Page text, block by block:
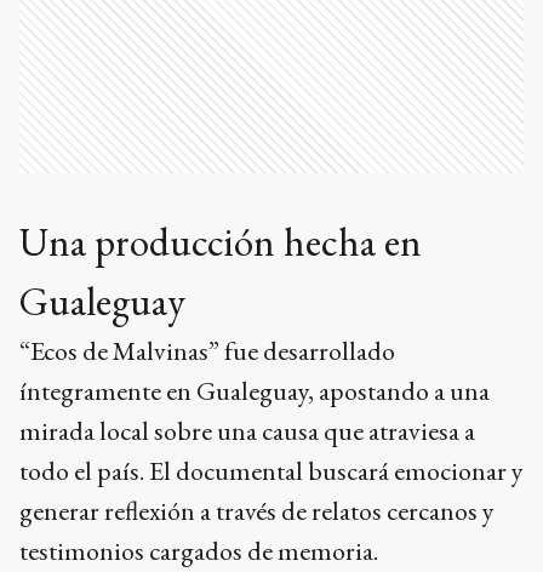
Una producción hecha en
Gualeguay
“Ecos de Malvinas” fue desarrollado
íntegramente en Gualeguay, apostando a una
mirada local sobre una causa que atraviesa a
todo el país. El documental buscará emocionar y
generar reflexión a través de relatos cercanos y
testimonios cargados de memoria.